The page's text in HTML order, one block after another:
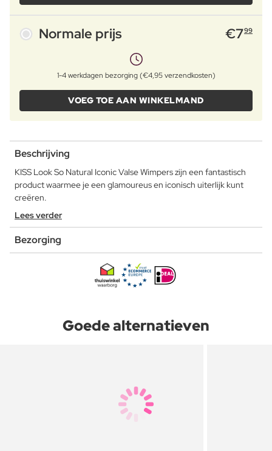
Normale prijs €799
1-4 werkdagen bezorging (€4,95 verzendkosten)
VOEG TOE AAN WINKELMAND
Beschrijving
KISS Look So Natural Iconic Valse Wimpers zijn een fantastisch
product waarmee je een glamoureus en iconisch uiterlijk kunt
creëren.
Lees verder
Bezorging
Goede alternatieven